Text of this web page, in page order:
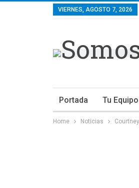
VIERNES, AGOSTO 7, 2026
Portada Tu Equipo
Home Noticias